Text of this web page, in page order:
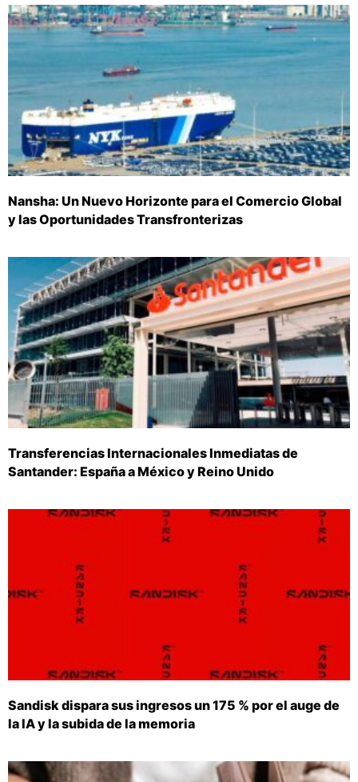
Nansha: Un Nuevo Horizonte para el Comercio Global
y las Oportunidades Transfronterizas
Transferencias Internacionales Inmediatas de
Santander: España a México y Reino Unido
Sandisk dispara sus ingresos un 175 % por el auge de
la IA y la subida de la memoria